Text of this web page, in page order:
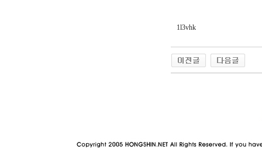
1l3vhk